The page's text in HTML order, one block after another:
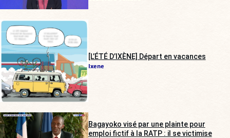
[L’ÉTÉ D’IXÈNE] Départ en vacances
Ixene
Bagayoko visé par une plainte pour
emploi fictif à la RATP : il se victimise